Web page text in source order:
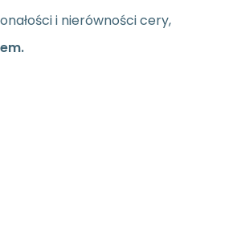
i nierówności cery,